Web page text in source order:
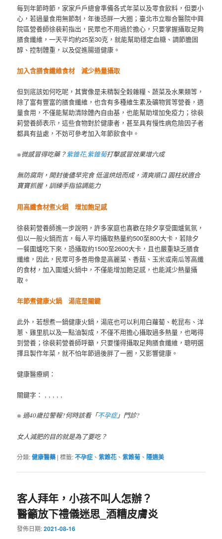
每到年節時節，家家戶戶總會準備各式年菜以及零食飲料，但要小
心，若過量食用無節制，年後恐胖一大圈；臺北市立聯合醫院中興
院區營養師徐裴莉指出，民眾也不用過於擔心，只要掌握攝取足夠
膳食纖維，一天平均約25至30克，就能幫助穩定血糖、調節膽固
醇、控制體重，以及促進腸道健康。
加入含膳食纖維食材 減少熱量攝取
但到底該如何吃呢，其實像是未精製全榖雜糧、蔬菜及水果類等，
除了富有豐富的膳食纖維，也含有多種維生素及礦物質等營養，適
量食用，不僅能幫助清除體內自由基，也能幫助增加免疫力；徐裴
莉營養師表示，這些食物對於健康者，甚至具有慢性病危險因子者
都具有益處，不妨可參考加入年節飲食中。
※微感冒得吃藥？紫錐花,紫錐菊打擊感冒效果增六成
無防腐劑，開封後儘早完食 低溫烘焙而成，清爽順口 圓柱狀適合
寶寶抓握，訓練手指協調能力
用高纖食材煮火鍋 增加飽足感
徐裴莉營養師進一步說明，許多家庭也喜歡在除夕享受圍爐氣氛，
但以一般火鍋而言，每人平均攝取熱量約500至800大卡，若除夕
一餐圍爐吃下來，恐攝取約1500至2600大卡，且也嚴重缺乏膳食
纖維，因此，民眾可多善用像是高麗菜、香菇、玉米或南瓜等高纖
的食材，加入圍爐火鍋中，不僅能增加飽足感，也能減少熱量攝
取。
年節煮健康火鍋 湯底是關鍵
此外，若想煮一鍋健康火鍋，湯底也可以利用白蘿蔔、乾昆布、洋
蔥、雞里肌以及一點油製成，不僅不用擔心攝取過多熱量，也喝得
到營養；徐裴莉營養師呼籲，只要懂得攝取足夠膳食纖維，聰明選
擇且製作年菜，就不怕年節過後胖了一圈，又影響健康。
健康醫療網：
關鍵字： , , , , ,
※ 過40歲拉警報?何時該看「不孕症」門診?
女人減肥的目的就是為了要吃？
分類:健康醫藥 |標籤:不孕症 、紫錐花 、紫錐菊 、 隱適美
客人拜年，小孩不叫人怎辦？
醫籲放下禮儀迷思_酒糟皮膚炎
發佈日期:2021-08-16